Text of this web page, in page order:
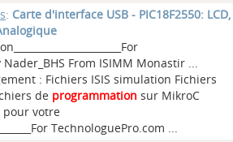
: Carte d'interface USB - PIC18F2550: LCD,
From ISIMM Monastir ...
: Fichiers ISIS simulation Fichiers
de programmation sur MikroC
pour votre
TechnologuePro.com ...